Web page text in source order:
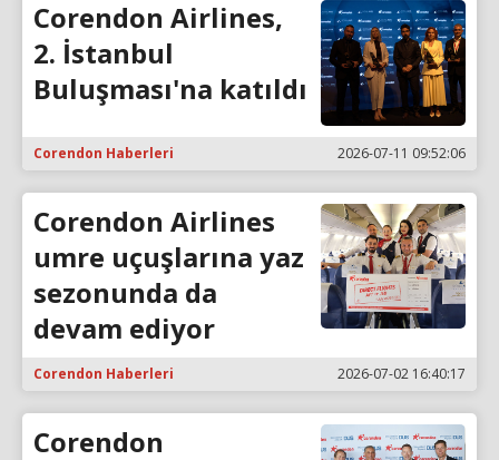
Corendon Airlines,
2. İstanbul
Buluşması'na katıldı
Corendon Haberleri 2026-07-11 09:52:06
Corendon Airlines
umre uçuşlarına yaz
sezonunda da
devam ediyor
Corendon Haberleri 2026-07-02 16:40:17
Corendon